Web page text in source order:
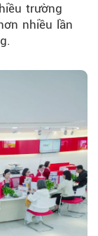
trường
nhiều lần